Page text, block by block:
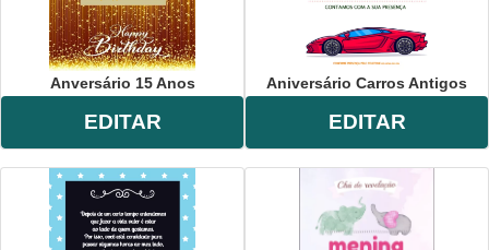
Anversário 15 Anos
EDITAR
Aniversário Carros Antigos
EDITAR